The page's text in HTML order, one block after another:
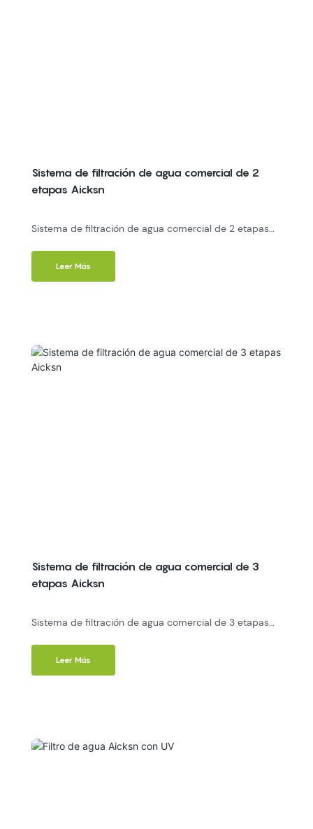
Sistema de filtración de agua comercial de 2
etapas Aicksn
Sistema de filtración de agua comercial de 2 etapas
Leer Más
Sistema de filtración de agua comercial de 3
etapas Aicksn
Sistema de filtración de agua comercial de 3 etapas
Leer Más